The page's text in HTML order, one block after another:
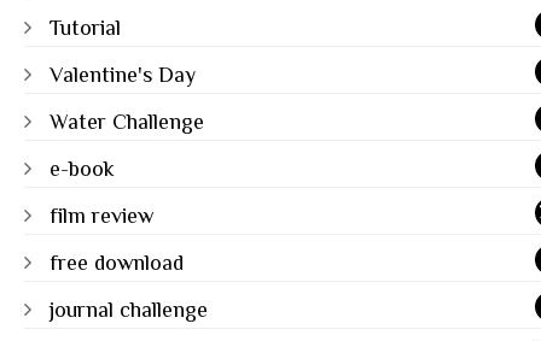
Tutorial
Valentine's Day
Water Challenge
e-book
film review
free download
journal challenge